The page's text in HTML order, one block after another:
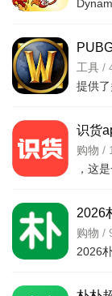
工具 /
识货
安卓
购物 /
2026
最新
购物 /